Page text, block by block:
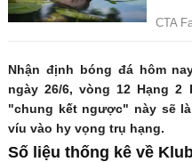
Nhận định bóng đá hôm
ngày 26/6, vòng 12 Hạng 2
"chung kết ngược" này sẽ
víu vào hy vọng trụ hạng.
Số liệu thống kê về